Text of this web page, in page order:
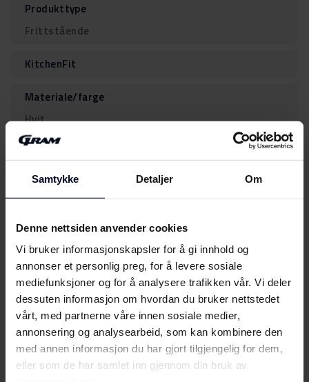
Samtykke Detaljer Om
Denne nettsiden anvender cookies
Vi bruker informasjonskapsler for å gi innhold og
annonser et personlig preg, for å levere sosiale
mediefunksjoner og for å analysere trafikken vår. Vi deler
dessuten informasjon om hvordan du bruker nettstedet
vårt, med partnerne våre innen sosiale medier,
annonsering og analysearbeid, som kan kombinere den
med annen informasjon du har gjort tilgjengelig for dem,
eller som de har samlet inn gjennom din bruk av
Produkttype
Frittstående
KitchenFit
Materiale/farge
Hvit
Dørhyller, Glasshyller
E
Anslått årlig forbruk i kWh
98.19 kWh
Volum i liter netto nedkjøling
197 l
Lydnivåklasse